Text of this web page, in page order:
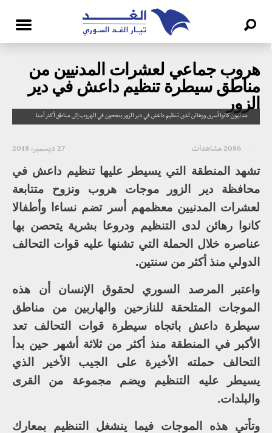
هروب جماعي لعشرات المدنيين من
مناطق سيطرة تنظيم داعش في دير
الزور
مدنيون كانوا أسرى ورهائن لدى تنظيم داعش في دير الزور ينجحون في الهروب إلى مناطق أكثر أمنا
27 ديسمبر، 2018 2086 مشاهدات
تشهد المنطقة التي يسيطر عليها تنظيم داعش في
محافظة دير الزور موجات هروب ونزوح متتابعة
لعشرات المدنيين معظمهم أسر تضم نساءا وأطفالا
كانوا رهائن لدى التنظيم ودروعا بشرية يتحصن بها
عناصره خلال الحملة التي تشنها عليه قوات التحالف
الدولي منذ أكثر من سنتين.
واعتبر المرصد السوري لحقوق الإنسان أن هذه
الموجات المتلحقة للنازحين والهاربين من مناطق
سيطرة داعش باتجاه سيطرة قوات التحالف تعد
الأكبر في المنطقة منذ أكثر من ثلاثة أشهر حين بدأ
التحالف حملته الأخيرة على الجيب الأخير الذي
يسيطر عليه التنظيم ويضم مجموعة من القرى
والبلدات.
وتأتي هذه الموجات فيما ينشغل التنظيم بمعارك